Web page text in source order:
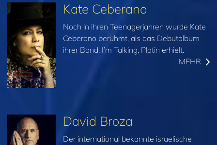
Kate Ceberano
Noch in ihren Teenagerjahren wurde Kate
Ceberano berühmt, als das Debütalbum
ihrer Band, I’m Talking, Platin erhielt.
MEHR
David Broza
Der international bekannte israelische